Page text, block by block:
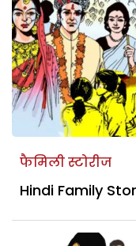
फैमिली स्टोरीज
Hindi Family